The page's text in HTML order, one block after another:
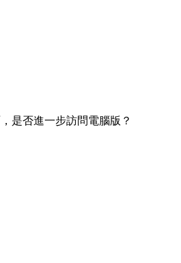
是否進一步訪問電腦版？